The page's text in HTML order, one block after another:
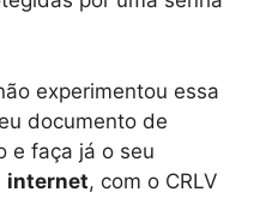
experimentou essa
documento de
e faça já o seu
internet, com o CRLV